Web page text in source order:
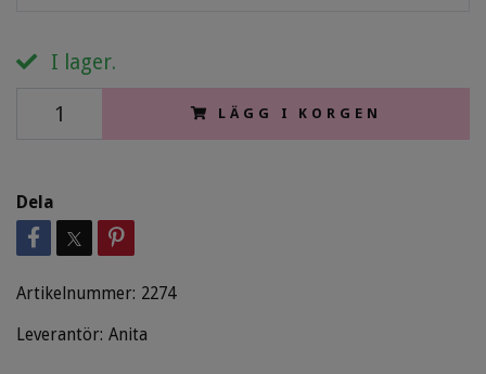
I lager.
LÄGG I KORGEN
Dela
Artikelnummer: 2274
Leverantör: Anita